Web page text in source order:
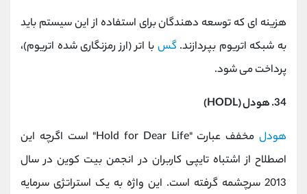
هزینه ای که توسعه دهندگان برای استفاده از این سیستم باید
به شبکه اتریوم بپردازند.گس با اتر (ارز رمزنگاری شده اتریوم)،
پرداخت می شود.
34. هودل (HODL)
هودل
مخفف عبارت "Hold for Dear Life" است اگرچه این
اصطلاح از اشتباه تایپی کاربران در انجمن بیت کوین در سال
2013 سرچشمه گرفته است. این واژه به یک استراتژی سرمایه